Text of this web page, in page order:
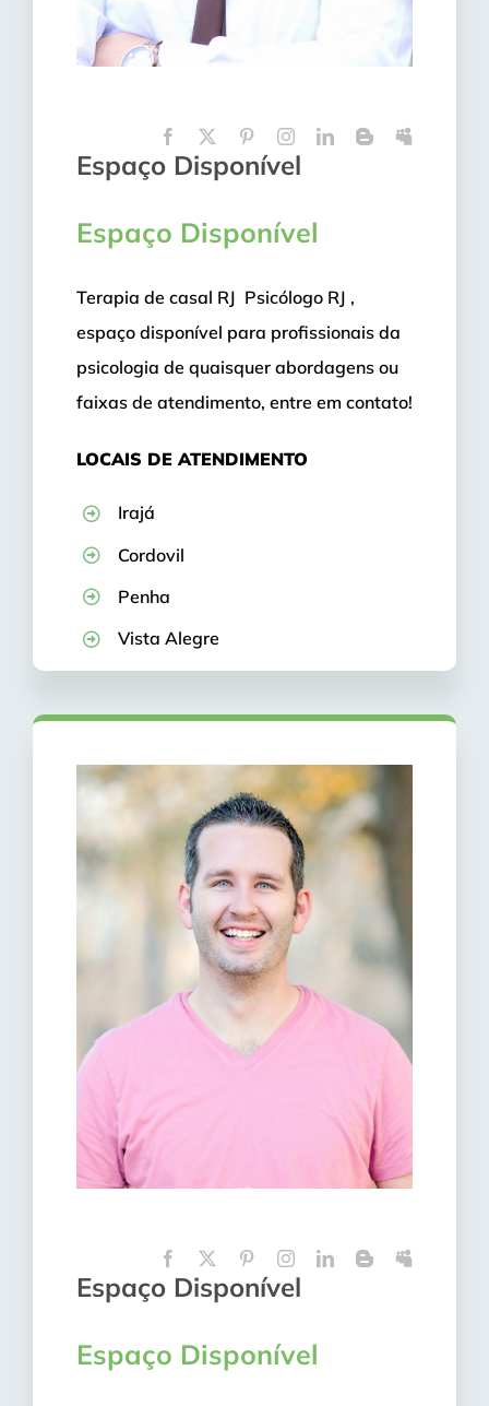
Espaço Disponível
Espaço Disponível
Terapia de casal RJ Psicólogo RJ ,
espaço disponível para profissionais da
psicologia de quaisquer abordagens ou
faixas de atendimento, entre em contato!
LOCAIS DE ATENDIMENTO
Irajá
Cordovil
Penha
Vista Alegre
Espaço Disponível
Espaço Disponível